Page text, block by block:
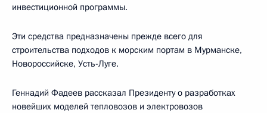
инвестиционной программы.
Эти средства предназначены прежде всего для
строительства подходов к морским портам в Мурманске,
Новороссийске, Усть-Луге.
Геннадий Фадеев рассказал Президенту о разработках
новейших моделей тепловозов и электровозов